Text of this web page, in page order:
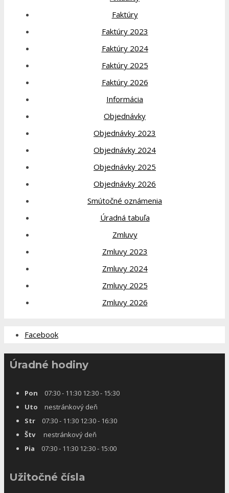
Faktúry
Faktúry 2023
Faktúry 2024
Faktúry 2025
Faktúry 2026
Informácia
Objednávky
Objednávky 2023
Objednávky 2024
Objednávky 2025
Objednávky 2026
Smútočné oznámenia
Úradná tabuľa
Zmluvy
Zmluvy 2023
Zmluvy 2024
Zmluvy 2025
Zmluvy 2026
Facebook
Úradné hodiny
Pon 07:30 - 11:30 12:30 - 15:30
Uto nestránkový deň
Str 07:30 - 11:30 12:30 - 16:30
Štvnestránkový deň
Pia 07:30 - 11:30 12:30 - 15:00
Užitočné čísla